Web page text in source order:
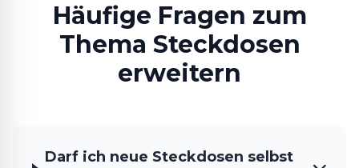
Häufige Fragen zum
Thema Steckdosen
erweitern
Darf ich neue Steckdosen selbst